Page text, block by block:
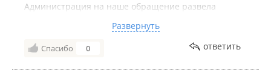
Администрация на наше обращение развела
повод есть...и вы можете присоединиться" и это в
пол первого ночи.
зашкаливает.
Развернуть
Спасибо 0 ответить